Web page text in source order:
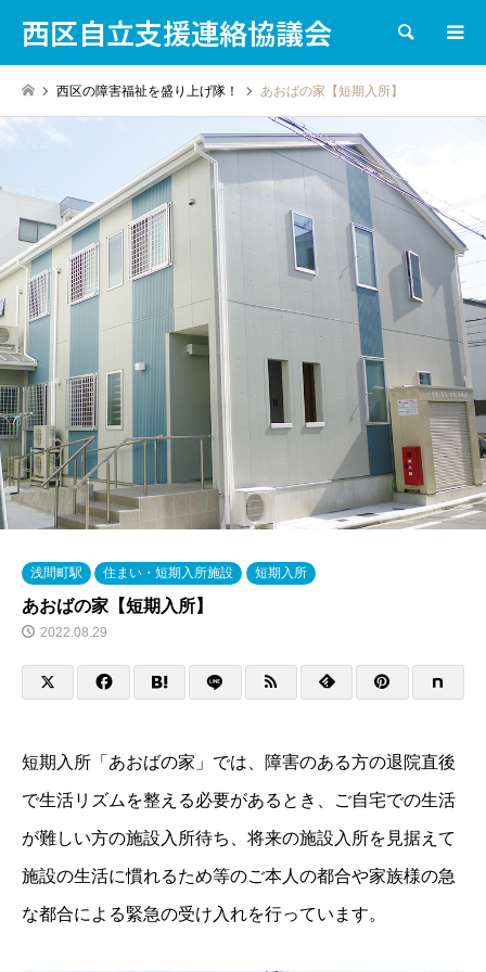
西区自立支援連絡協議会 検索
西区の障害福祉を盛り上げ隊！ あおばの家【短期入所】
浅間町駅 住まい・短期入所施設 短期入所
あおばの家【短期入所】
2022.08.29
短期入所「あおばの家」では、障害のある方の退院直後
で生活リズムを整える必要があるとき、ご自宅での生活
が難しい方の施設入所待ち、将来の施設入所を見据えて
施設の生活に慣れるため等のご本人の都合や家族様の急
な都合による緊急の受け入れを行っています。